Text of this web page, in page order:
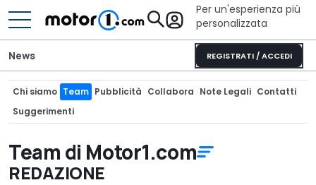
Per un'esperienza più
personalizzata
REGISTRATI / ACCEDI
News
Chi siamo Team Pubblicità Collabora Note Legali Contatti
Suggerimenti
Team di Motor1.com
REDAZIONE